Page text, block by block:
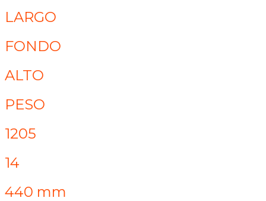
LARGO
FONDO
ALTO
PESO
1205
14
440 mm